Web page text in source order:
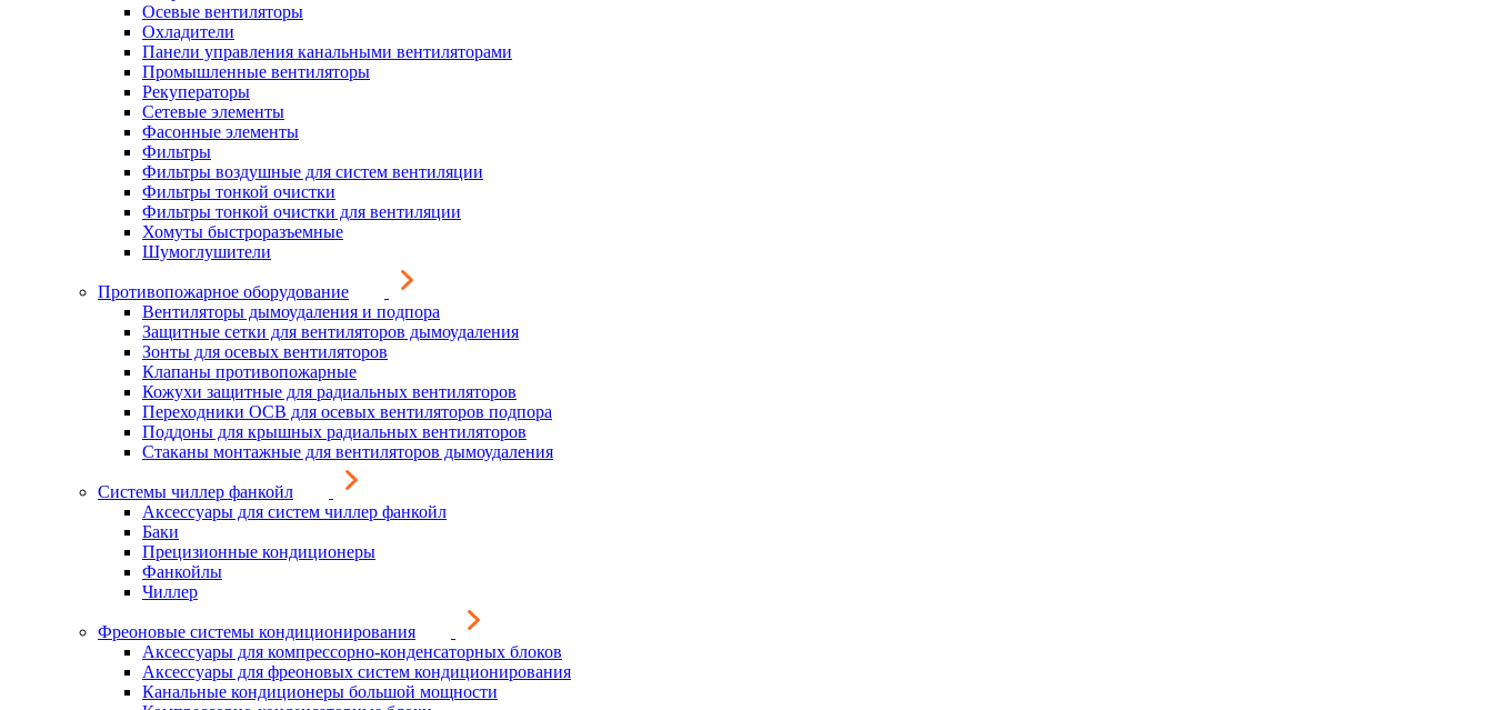
Осевые вентиляторы
Охладители
Панели управления канальными вентиляторами
Промышленные вентиляторы
Рекуператоры
Сетевые элементы
Фасонные элементы
Фильтры
Фильтры воздушные для систем вентиляции
Фильтры тонкой очистки
Фильтры тонкой очистки для вентиляции
Хомуты быстроразъемные
Шумоглушители
Противопожарное оборудование
Вентиляторы дымоудаления и подпора
Защитные сетки для вентиляторов дымоудаления
Зонты для осевых вентиляторов
Клапаны противопожарные
Кожухи защитные для радиальных вентиляторов
Переходники ОСВ для осевых вентиляторов подпора
Поддоны для крышных радиальных вентиляторов
Стаканы монтажные для вентиляторов дымоудаления
Системы чиллер фанкойл
Аксессуары для систем чиллер фанкойл
Баки
Прецизионные кондиционеры
Фанкойлы
Чиллер
Фреоновые системы кондиционирования
Аксессуары для компрессорно-конденсаторных блоков
Аксессуары для фреоновых систем кондиционирования
Канальные кондиционеры большой мощности